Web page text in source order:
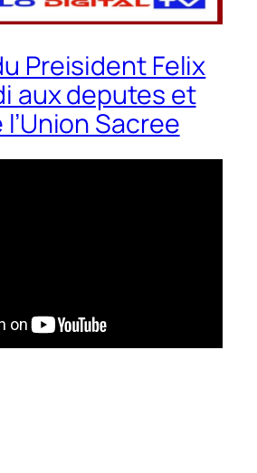
Preisident Felix
aux deputes et
Sacree